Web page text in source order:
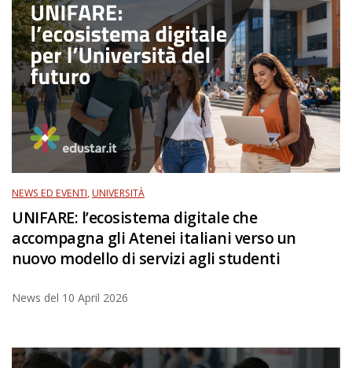
NEWS ED EVENTI,UNIVERSITÀ
UNIFARE: l’ecosistema digitale che
accompagna gli Atenei italiani verso un
nuovo modello di servizi agli studenti
News del 10 April 2026